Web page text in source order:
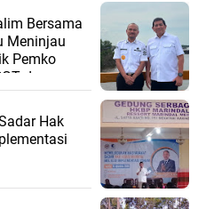
Bersama
Meninjau
Pemko
dan
Hak